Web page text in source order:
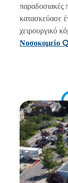
κατασκεύασε
χειρουργικό
Νοσοκομείο